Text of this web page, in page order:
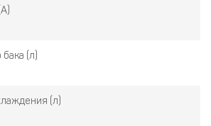
(л)
(л)